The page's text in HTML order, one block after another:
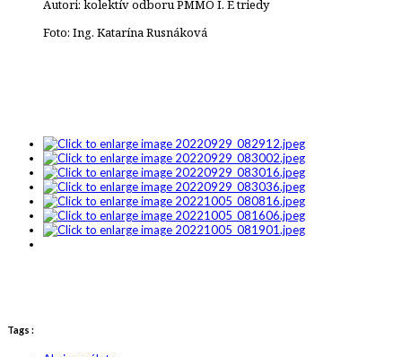
Autori: kolektív odboru PMMO I. E triedy
Foto: Ing. Katarína Rusnáková
Tags :